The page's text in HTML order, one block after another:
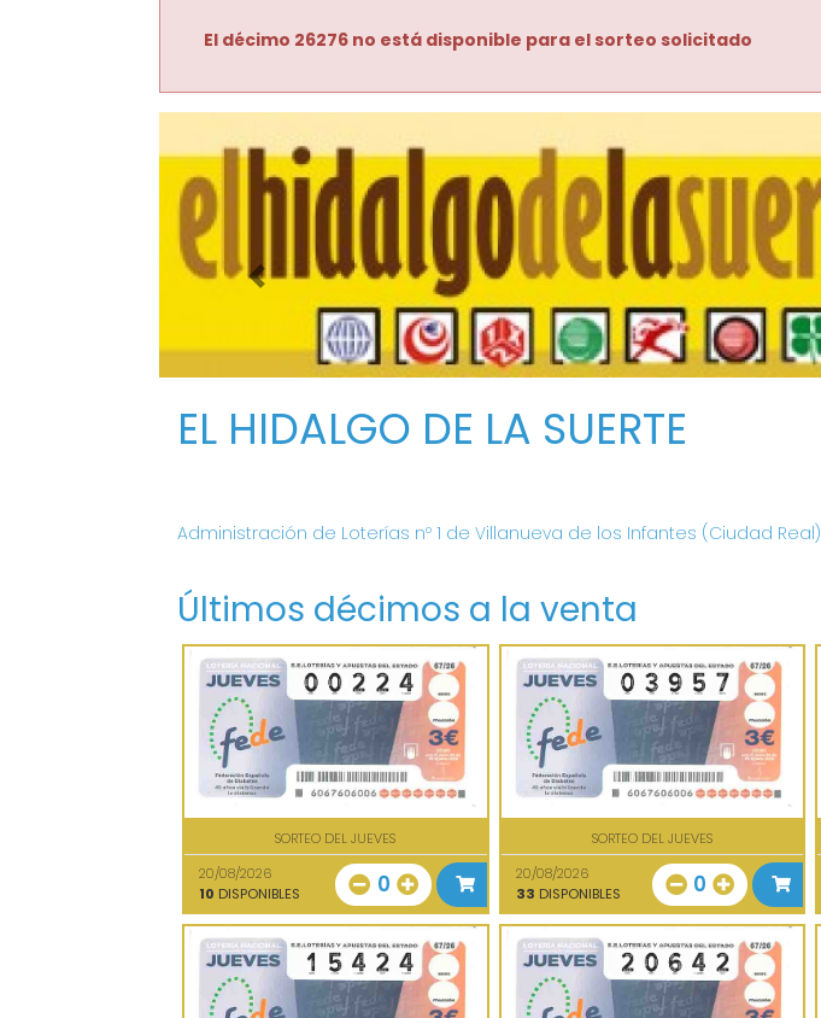
El décimo 26276 no está disponible para el sorteo solicitado
Imagen anterior
EL HIDALGO DE LA SUERTE
Administración de Loterías nº 1 de Villanueva de los Infantes (Ciudad Real)
Últimos décimos a la venta
SORTEO DEL JUEVES
20/08/2026
10 DISPONIBLES 0
SORTEO DEL JUEVES
20/08/2026
33 DISPONIBLES 0